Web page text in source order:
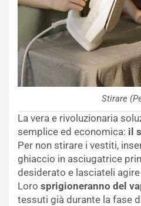
Stirare
La vera e rivoluzionaria
semplice ed economica: il
Per non stirare i vestiti,
ghiaccio in asciugatrice
desiderato e lasciateli agire
Loro sprigioneranno del
tessuti già durante la fase